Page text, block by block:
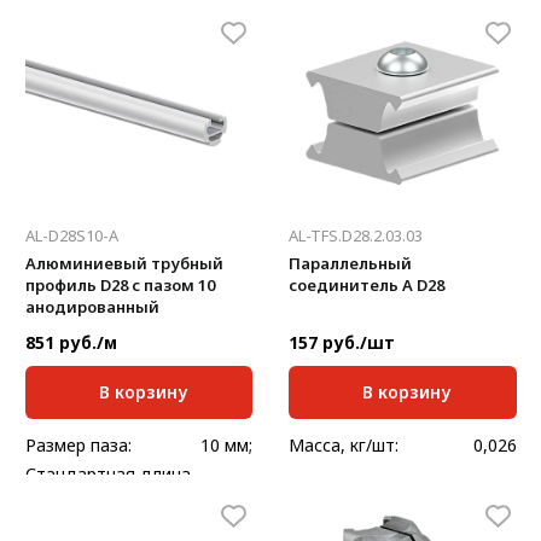
AL-D28S10-A
Алюминиевый трубный
профиль D28 с пазом 10
анодированный
851 руб./м
В корзину
Размер паза:
10 мм;
Стандартная длина,
0,61
AL-TFS.D28.2.03.03
Параллельный
соединитель А D28
157 руб./шт
В корзину
Масса, кг/шт: 0,026